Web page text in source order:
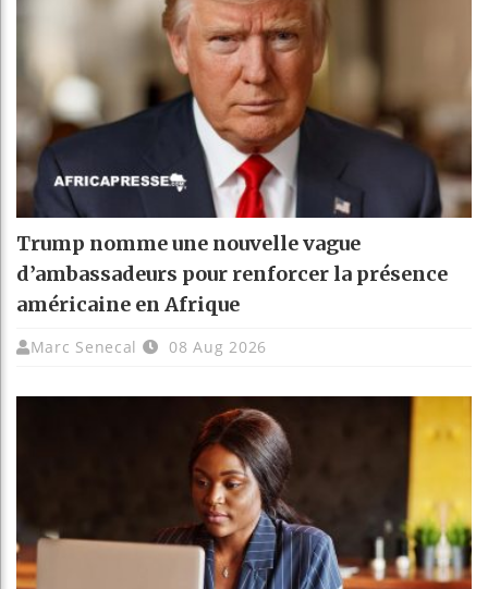
Trump nomme une nouvelle vague
d’ambassadeurs pour renforcer la présence
américaine en Afrique
Marc Senecal 08 Aug 2026